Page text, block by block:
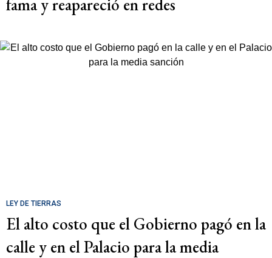
fama y reapareció en redes
LEY DE TIERRAS
El alto costo que el Gobierno pagó en la
calle y en el Palacio para la media